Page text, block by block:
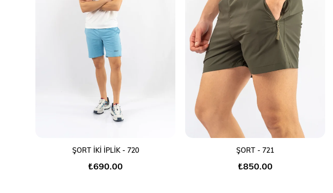
SEPETE EKLE
ŞORT İKİ İPLİK - 720
₺690,00
SEPETE EKLE
ŞORT - 721
₺850,00